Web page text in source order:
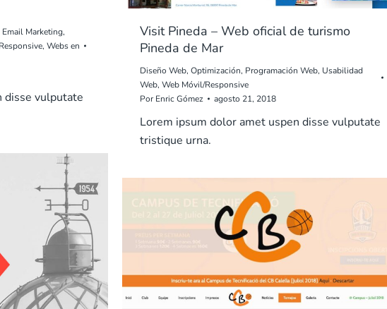
Email Marketing,
, Webs en
disse vulputate
Visit Pineda – Web oficial de turismo
Pineda de Mar
Diseño Web, Optimización, Programación Web, Usabilidad
Web, Web Móvil/Responsive
PorEnric Gómez agosto 21, 2018
Lorem ipsum dolor amet uspen disse vulputate
tristique urna.